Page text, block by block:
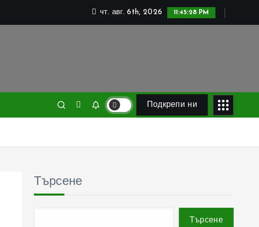
чт. авг. 6th, 2026 11:45:29 PM
Подкрепи ни
Търсене
Търсене